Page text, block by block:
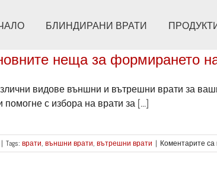
БЛИНДИРАНИ ВРАТИ
неща за формирането
видове външни и вътрешни врати за
с избора на врати за [...]
| Tags: врати, външни врати, вътрешни врати | Коментарите са